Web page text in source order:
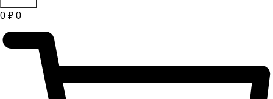
0 ₽ 0